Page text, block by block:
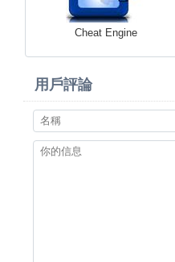
Cheat Engine
用戶評論